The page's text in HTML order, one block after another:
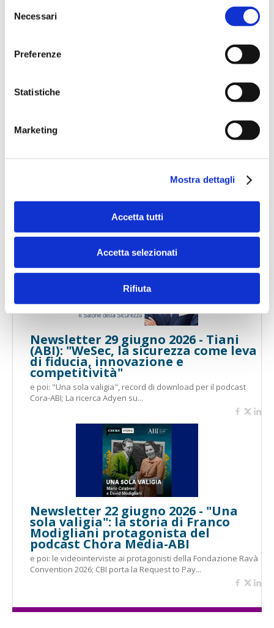
delNecessari
Preferenze
Statistiche
Marketing
Mostra dettagli
Accetta tutti
Accetta selezionati
Rifiuta
Newsletter 13 luglio 2026 - Speciale
Supervision, Risks & Profitability
2026
e poi: Banca del Piemonte, PWC, KPMG, EY, Deloitte, SAS,
Newsletter 7 luglio 2026 - Speciale
Premio D&I 2026
Newsletter speciale: le videointerviste alle banche vincitrici del
Newsletter 29 giugno 2026 - Tiani
(ABI): "WeSec, la sicurezza come leva
di fiducia, innovazione e
competitività"
e poi: "Una sola valigia", record di download per il podcast
Cora-ABI; La ricerca Adyen su...
Newsletter 22 giugno 2026 - "Una
sola valigia": la storia di Franco
Modigliani protagonista del
podcast Chora Media-ABI
e poi: le videointerviste ai protagonisti della Fondazione Ravà
Convention 2026; CBI porta la Request to Pay...